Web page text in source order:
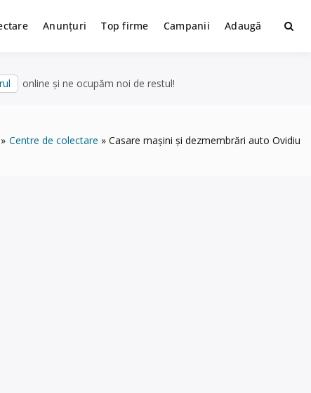
Anunțuri Top firme Campanii Adaugă
online și ne ocupăm noi de restul!
Centre de colectare Casare mașini și dezmembrări auto Ovidiu